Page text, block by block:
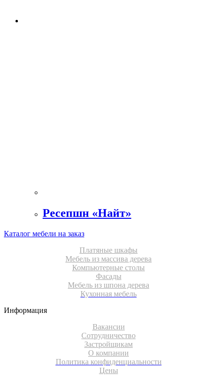
Ресепшн «Найт»
Каталог мебели на заказ
Платяные шкафы
Мебель из массива дерева
Компьютерные столы
Фасады
Мебель из шпона дерева
Кухонная мебель
Информация
Вакансии
Сотрудничество
Застройщикам
О компании
Политика конфиденциальности
Цены